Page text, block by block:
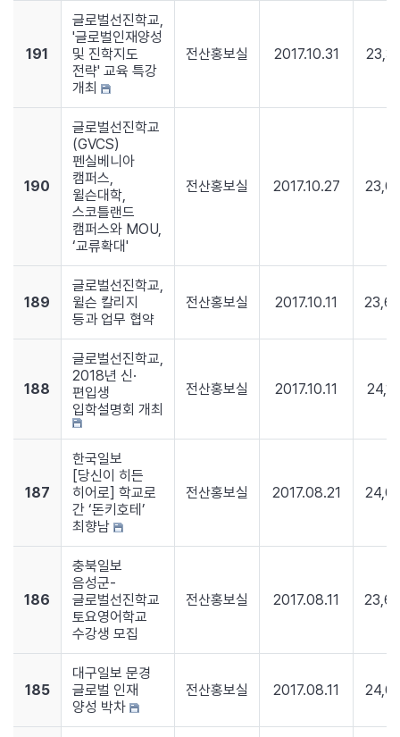
191
글로벌선진학교,
'글로벌인재양성
및 진학지도
전략' 교육 특강
개최
전산홍보실 2017.10.31
190
글로벌선진학교
(GVCS)
펜실베니아
캠퍼스,
윌슨대학,
스코틀랜드
캠퍼스와 MOU,
‘교류확대'
전산홍보실 2017.10.27
189
글로벌선진학교,
윌슨 칼리지
등과 업무 협약
전산홍보실 2017.10.11
188
글로벌선진학교,
2018년 신·
편입생
입학설명회 개최
전산홍보실 2017.10.11
187
한국일보
[당신이 히든
히어로] 학교로
간 ‘돈키호테’
최향남
전산홍보실 2017.08.21
186
충북일보
음성군-
글로벌선진학교
토요영어학교
수강생 모집
전산홍보실 2017.08.11
185
대구일보 문경
글로벌 인재
양성 박차
전산홍보실 2017.08.11